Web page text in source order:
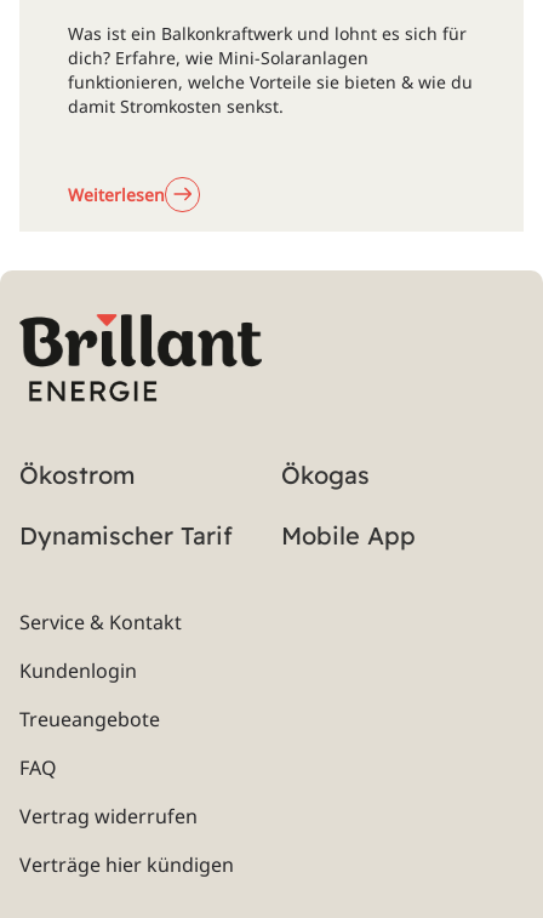
Was ist ein Balkonkraftwerk und lohnt es sich für
dich? Erfahre, wie Mini-Solaranlagen
funktionieren, welche Vorteile sie bieten & wie du
damit Stromkosten senkst.
Weiterlesen
Ökostrom
Ökogas
Dynamischer Tarif
Mobile App
Service & Kontakt
Kundenlogin
Treueangebote
FAQ
Vertrag widerrufen
Verträge hier kündigen